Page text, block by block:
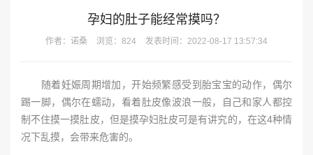
孕妇的肚子能经常摸吗？
作者：诺桑 浏览：824 发表时间：2022-08-17 13:57:34
随着妊娠周期增加，开始频繁感受到胎宝宝的动作，偶尔
踢一脚，偶尔在蠕动，看着肚皮像波浪一般，自己和家人都控
制不住摸一摸肚皮，但是摸孕妇肚皮可是有讲究的，在这4种情
况下乱摸，会带来危害的。